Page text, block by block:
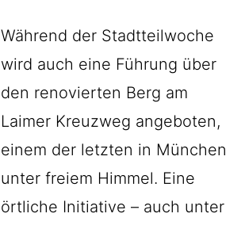
Während der Stadtteilwoche
wird auch eine Führung über
den renovierten Berg am
Laimer Kreuzweg angeboten,
einem der letzten in München
unter freiem Himmel. Eine
örtliche Initiative – auch unter